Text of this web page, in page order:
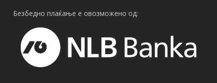
Безбедно плаќање е овозможено од: